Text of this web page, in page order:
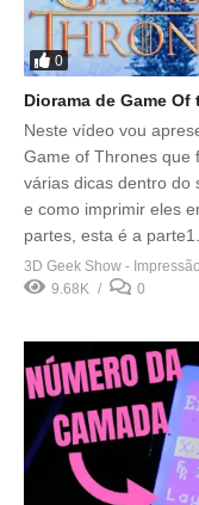
0
Diorama de Game
Neste vídeo vou
Game of Thrones que
várias dicas dentro do
e como imprimir eles
partes, esta é a
3D Geek Show -
9.68K
0